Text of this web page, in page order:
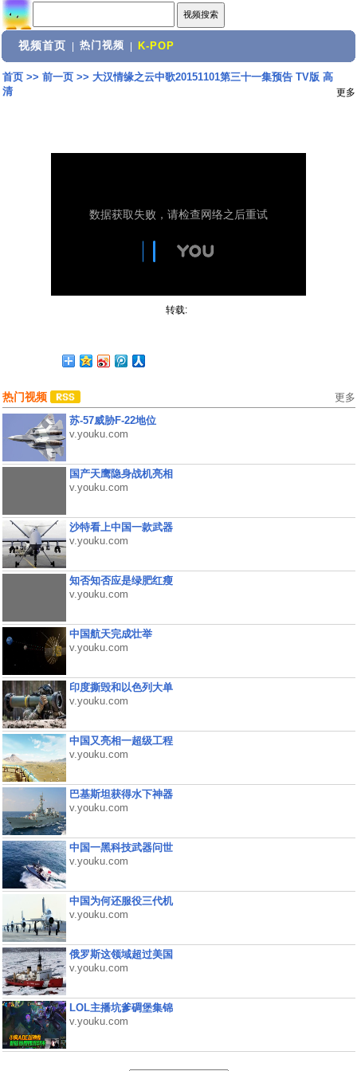
视频首页 热门视频 K-POP
首页>> 前一页>> 大汉情缘之云中歌20151101第三十一集预告 TV版 高
清
更多
转载:
热门视频 更多
苏-57威胁F-22地位
v.youku.com
国产天鹰隐身战机亮相
v.youku.com
沙特看上中国一款武器
v.youku.com
知否知否应是绿肥红瘦
v.youku.com
中国航天完成壮举
v.youku.com
印度撕毁和以色列大单
v.youku.com
中国又亮相一超级工程
v.youku.com
巴基斯坦获得水下神器
v.youku.com
中国一黑科技武器问世
v.youku.com
中国为何还服役三代机
v.youku.com
俄罗斯这领域超过美国
v.youku.com
LOL主播坑爹碉堡集锦
v.youku.com